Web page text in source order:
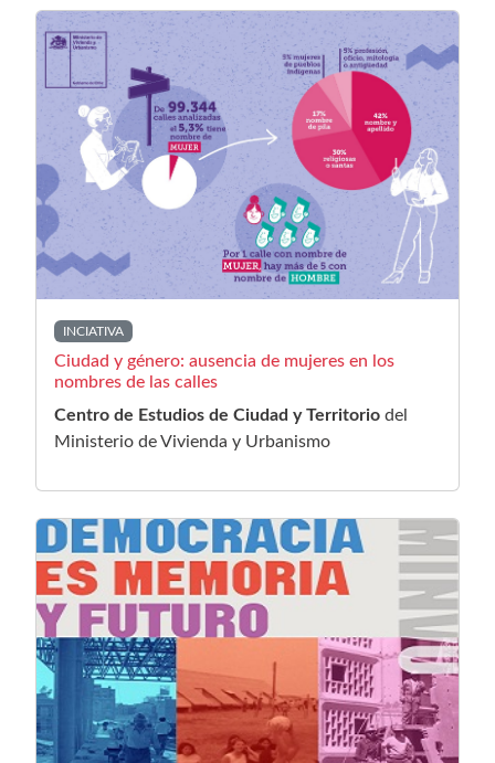
INCIATIVA
Ciudad y género: ausencia de mujeres en los
nombres de las calles
Centro de Estudios de Ciudad y Territorio del
Ministerio de Vivienda y Urbanismo